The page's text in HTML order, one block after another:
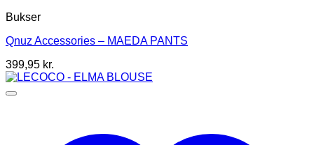
har
varianter.
kan
vælges
på
Bukser
Qnuz Accessories – MAEDA PANTS
399,95 kr.